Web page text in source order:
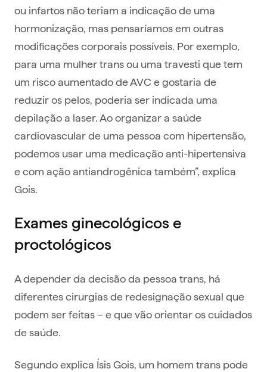
ou infartos não teriam a indicação de uma
hormonização, mas pensaríamos em outras
modificações corporais possíveis. Por exemplo,
para uma mulher trans ou uma travesti que tem
um risco aumentado de AVC e gostaria de
reduzir os pelos, poderia ser indicada uma
depilação a laser. Ao organizar a saúde
cardiovascular de uma pessoa com hipertensão,
podemos usar uma medicação anti-hipertensiva
e com ação antiandrogênica também”, explica
Gois.
Exames ginecológicos e
proctológicos
A depender da decisão da pessoa trans, há
diferentes cirurgias de redesignação sexual que
podem ser feitas – e que vão orientar os cuidados
de saúde.
Segundo explica Ísis Gois, um homem trans pode